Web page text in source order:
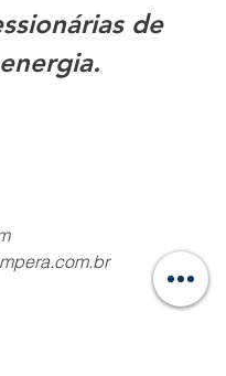
de
energia.